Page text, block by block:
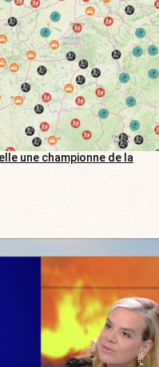
une championne de la